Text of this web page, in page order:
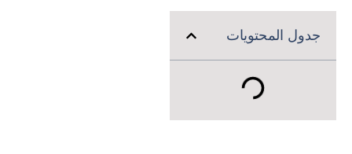
جدول المحتويات